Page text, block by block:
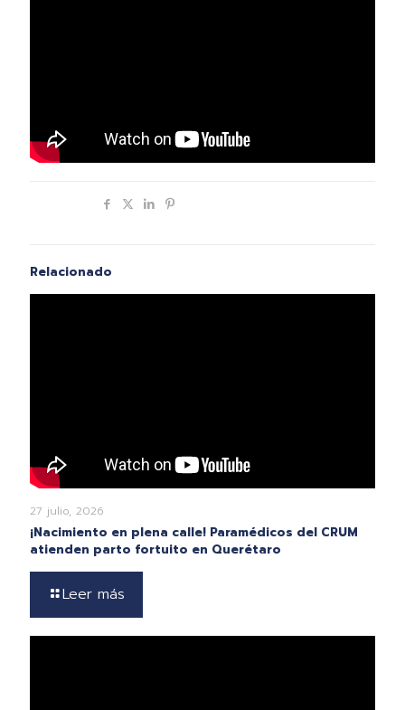
Relacionado
27 julio, 2026
¡Nacimiento en plena calle! Paramédicos del CRUM
atienden parto fortuito en Querétaro
Leer más